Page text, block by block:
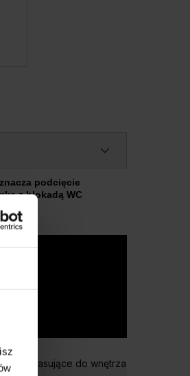
pasujące do wnętrza
podcięcie
z blokadą WC